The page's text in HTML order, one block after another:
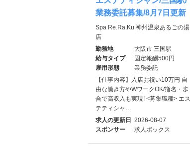
業務委託募集/8月7日更新
Spa Re.Ra.Ku 神州温泉あるごの湯
店
勤務地
大阪市 三国駅
給与タイプ
固定報酬500円
雇用形態
業務委託
【仕事内容】入店お祝い10万円 自
由な働き方やWワークOK/指名・歩
合で高収入も実現! <募集職種> エス
テティシャ…
求人の更新日 2026-08-07
スポンサー
求人ボックス